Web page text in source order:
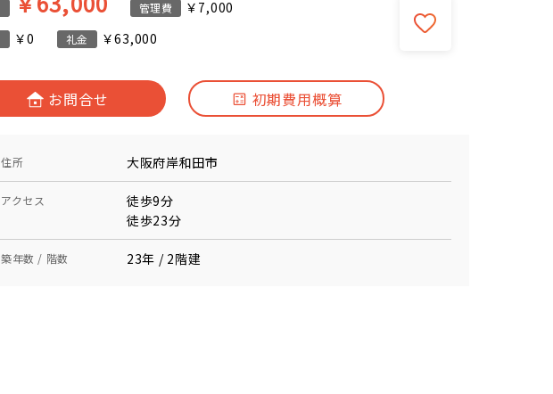
管理費 ￥7,000
￥0 礼金 ￥63,000
お問合せ 初期費用概算
住所 大阪府岸和田市
アクセス
徒歩9分
徒歩23分
築年数 / 階数 23年 / 2階建